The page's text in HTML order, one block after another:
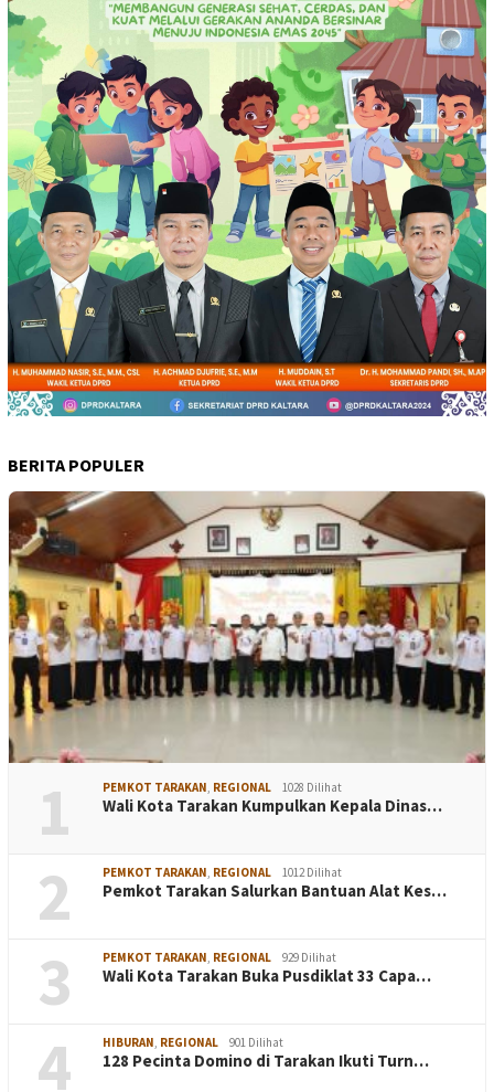
BERITA POPULER
1 PEMKOT TARAKAN, REGIONAL 1028 Dilihat
Wali Kota Tarakan Kumpulkan Kepala Dinas…
2 PEMKOT TARAKAN, REGIONAL 1012 Dilihat
Pemkot Tarakan Salurkan Bantuan Alat Kes…
3 PEMKOT TARAKAN, REGIONAL 929 Dilihat
Wali Kota Tarakan Buka Pusdiklat 33 Capa…
4 HIBURAN, REGIONAL 901 Dilihat
128 Pecinta Domino di Tarakan Ikuti Turn…